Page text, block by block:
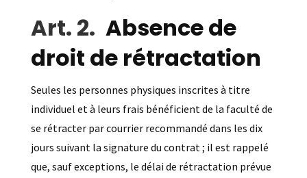
Absence de
droit de rétractation
Seules les personnes physiques inscrites à titre
individuel et à leurs frais bénéficient de la faculté de
se rétracter par courrier recommandé dans les dix
jours suivant la signature du contrat ; il est rappelé
que, sauf exceptions, le délai de rétractation prévue